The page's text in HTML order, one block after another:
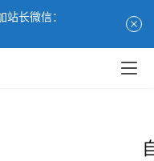
长微信：